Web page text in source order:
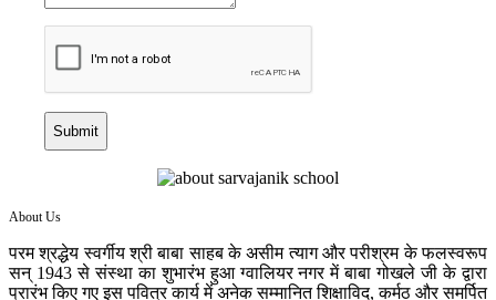
Submit
About Us
परम श्रद्धेय स्वर्गीय श्री बाबा साहब के असीम त्याग और परीश्रम के फलस्वरूप
सन् 1943 से संस्था का शुभारंभ हुआ ग्वालियर नगर में बाबा गोखले जी के द्वारा
प्रारंभ किए गए इस पवित्र कार्य में अनेक सम्मानित शिक्षाविद, कर्मठ और समर्पित